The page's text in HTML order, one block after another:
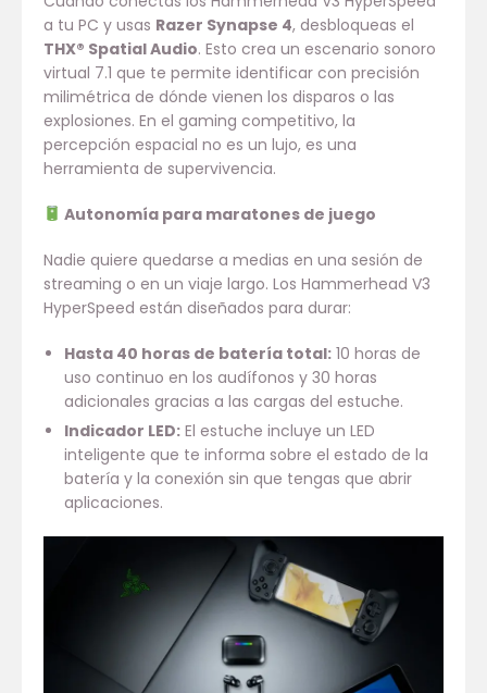
a tu PC y usas Razer Synapse 4, desbloqueas el
THX® Spatial Audio. Esto crea un escenario sonoro
virtual 7.1 que te permite identificar con precisión
milimétrica de dónde vienen los disparos o las
explosiones. En el gaming competitivo, la
percepción espacial no es un lujo, es una
herramienta de supervivencia.
Autonomía para maratones de juego
Nadie quiere quedarse a medias en una sesión de
streaming o en un viaje largo. Los Hammerhead V3
HyperSpeed están diseñados para durar:
Hasta 40 horas de batería total:10 horas de
uso continuo en los audífonos y 30 horas
adicionales gracias a las cargas del estuche.
Indicador LED:El estuche incluye un LED
inteligente que te informa sobre el estado de la
batería y la conexión sin que tengas que abrir
aplicaciones.